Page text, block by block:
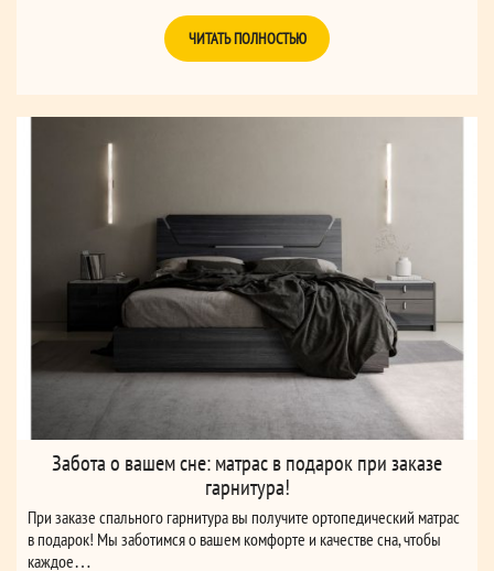
ЧИТАТЬ ПОЛНОСТЬЮ
Забота о вашем сне: матрас в подарок при заказе
гарнитура!
При заказе спального гарнитура вы получите ортопедический матрас
в подарок! Мы заботимся о вашем комфорте и качестве сна, чтобы
каждое…